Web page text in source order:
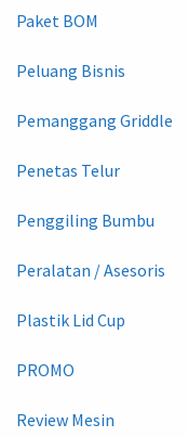
Paket BOM
Peluang Bisnis
Pemanggang Griddle
Penetas Telur
Penggiling Bumbu
Peralatan / Asesoris
Plastik Lid Cup
PROMO
Review Mesin